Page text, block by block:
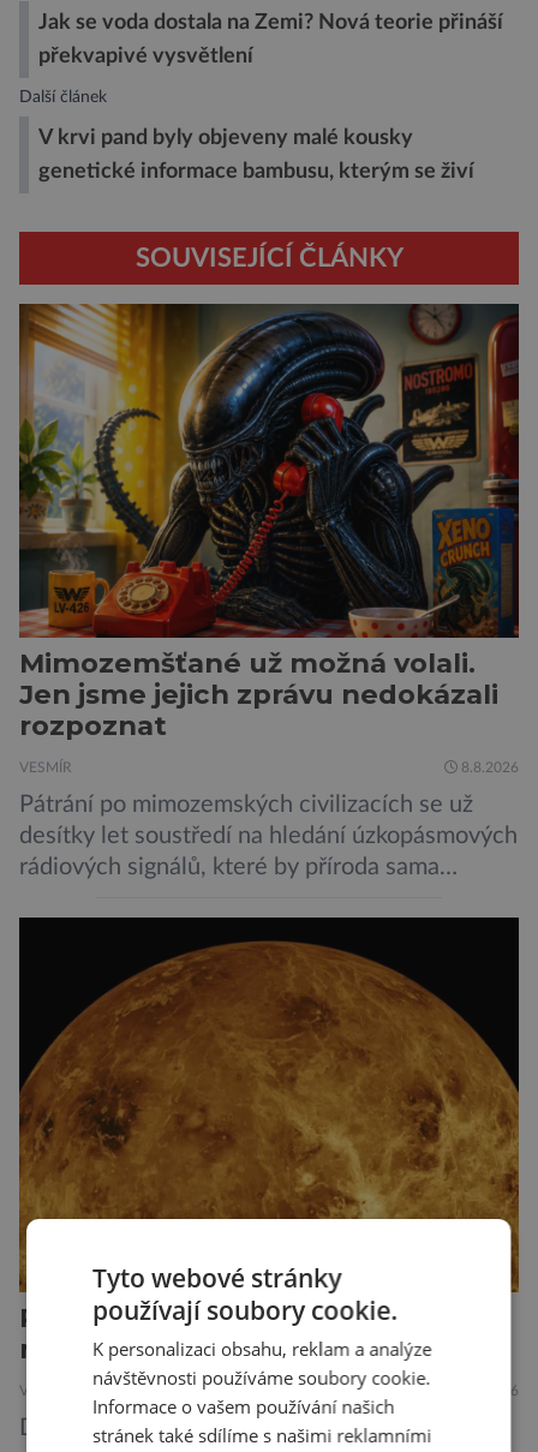
Jak se voda dostala na Zemi? Nová teorie přináší
překvapivé vysvětlení
Další článek
V krvi pand byly objeveny malé kousky
genetické informace bambusu, kterým se živí
SOUVISEJÍCÍ ČLÁNKY
Mimozemšťané už možná volali.
Jen jsme jejich zprávu nedokázali
rozpoznat
VESMÍR 8.8.2026
Pátrání po mimozemských civilizacích se už
desítky let soustředí na hledání úzkopásmových
rádiových signálů, které by příroda sama
svazující. Cestou vesmírem se totiž signál může
natolik změnit, že ho naše algoritmy vyhodnotí
jako obyčejný šum. A priori to samozřejmě
neznamená, […]
Ráj proměněný v peklo. I Venuši
možná kdysi pokrýval oceán
VESMÍR 2.8.2026
Dnes je Venuše nejžhavější planetou Sluneční
Tyto webové stránky
používají soubory cookie.
K personalizaci obsahu, reklam a analýze
návštěvnosti používáme soubory cookie.
Informace o vašem používání našich
stránek také sdílíme s našimi reklamními